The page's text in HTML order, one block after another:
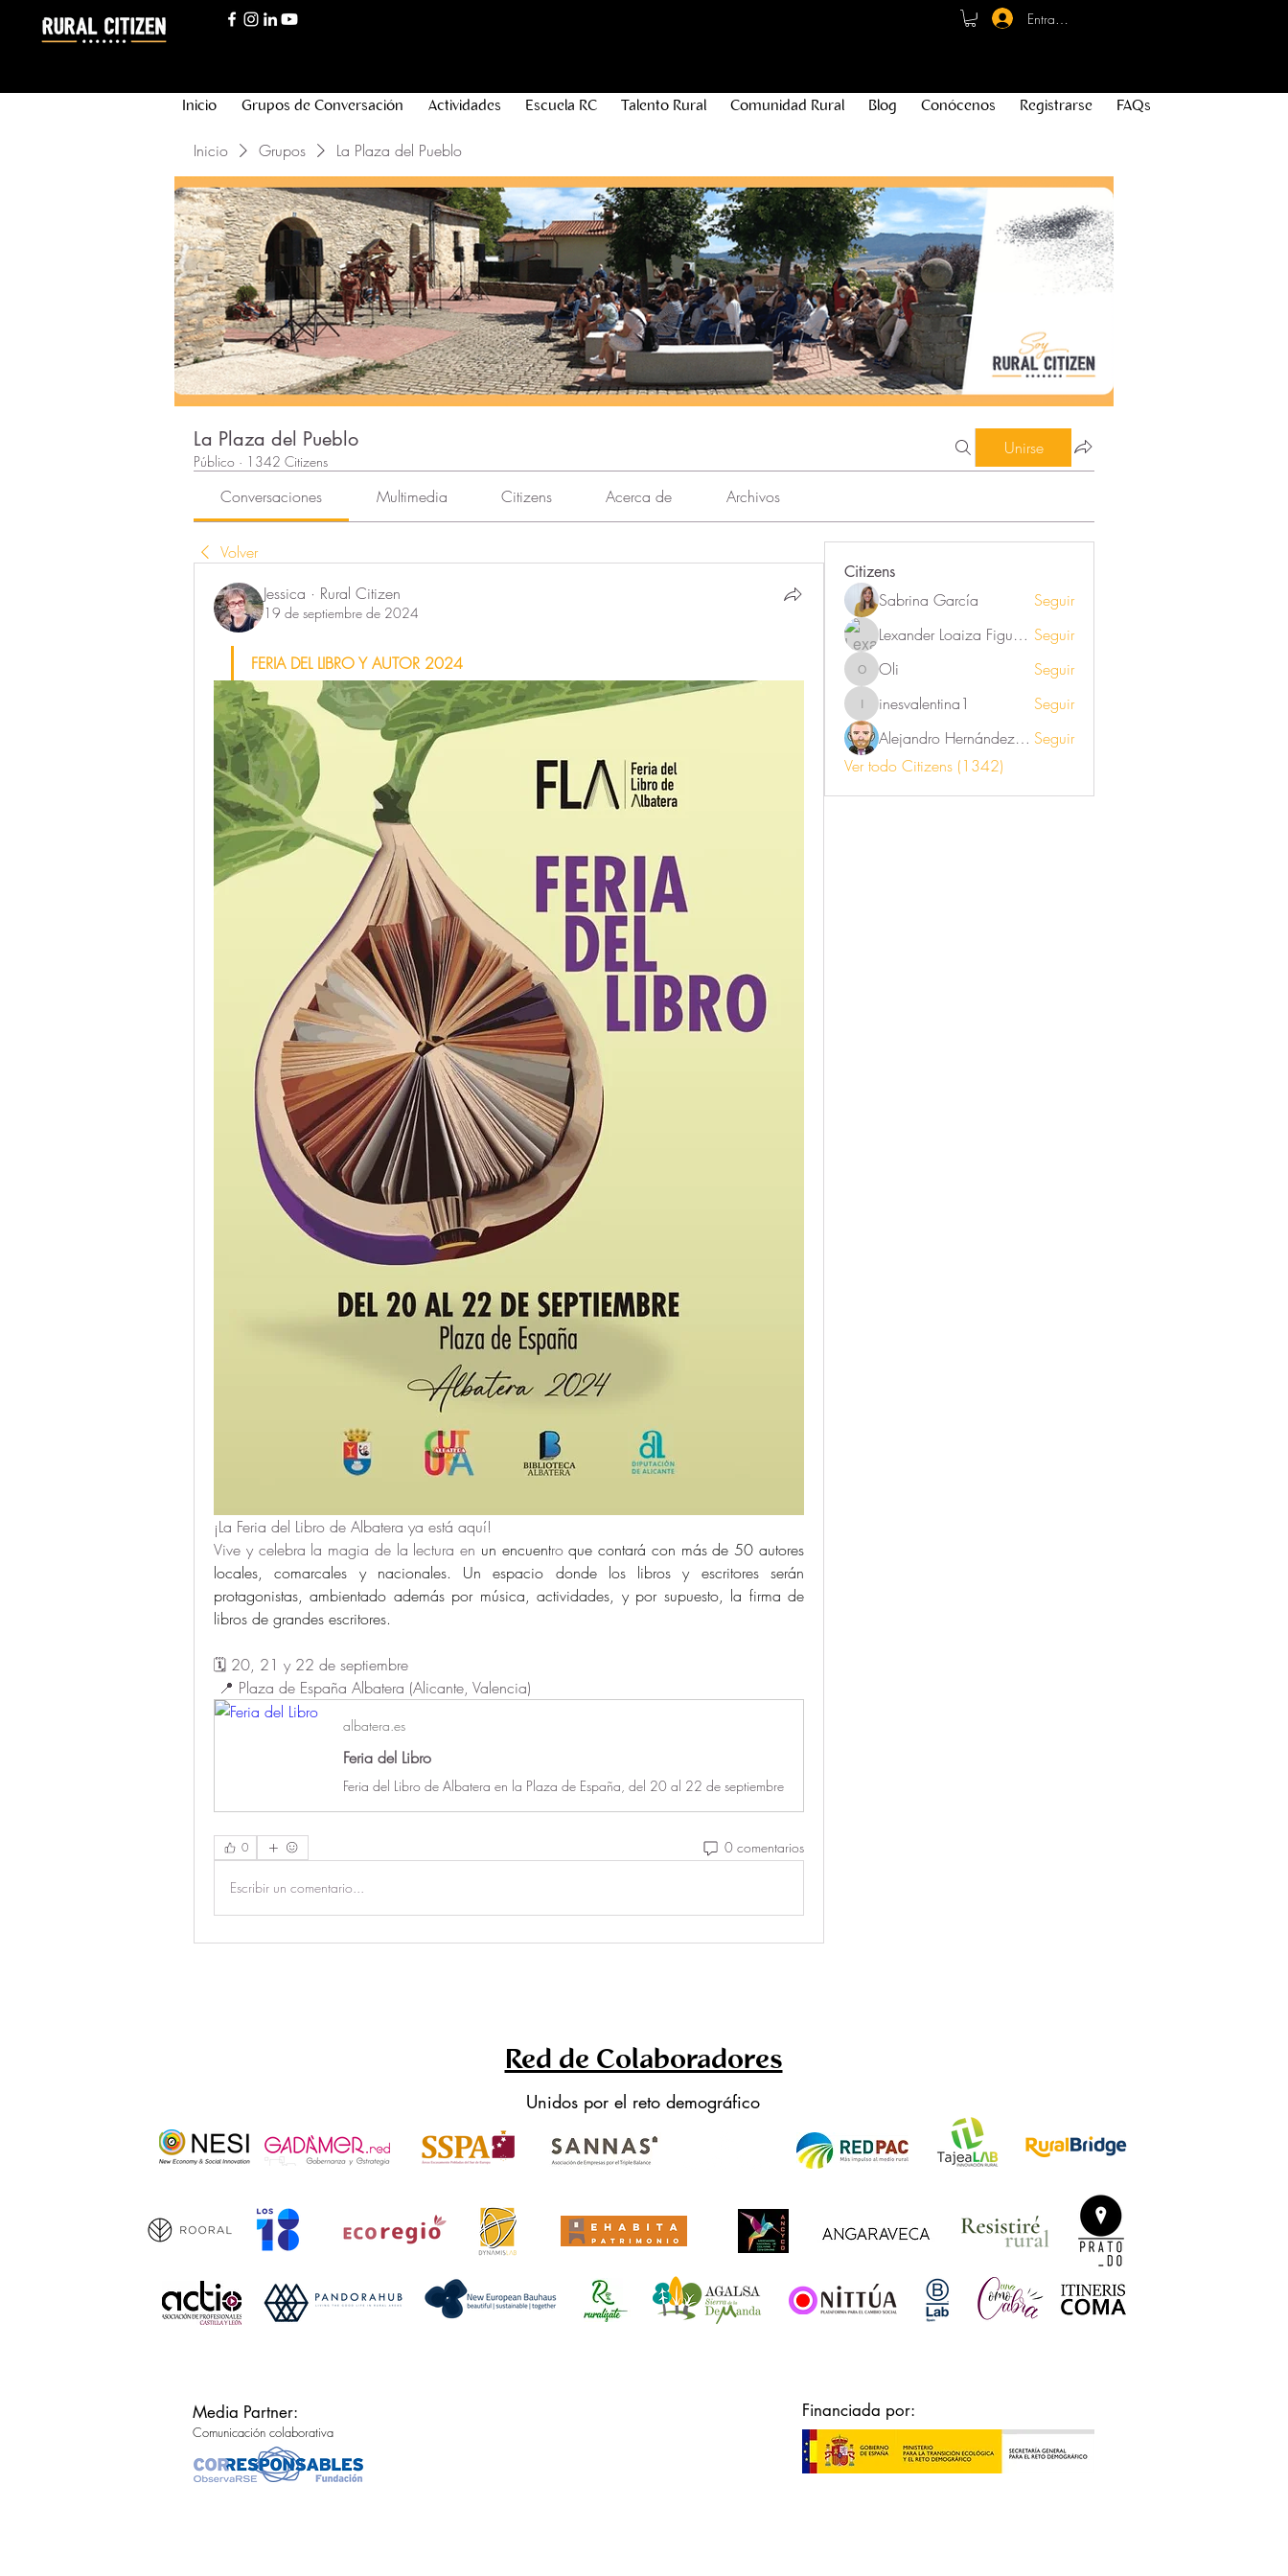
Entrar - Registro
Inicio Grupos de Conversación Actividades Escuela RC Talento Rural Comunidad Rural Blog Conócenos Registrarse FAQs
Inicio Grupos La Plaza del Pueblo
La Plaza del Pueblo
Público · 1342 Citizens
Unirse
Conversaciones Multimedia Citizens Acerca de Archivos
Volver
Jessica · Rural Citizen
19 de septiembre de 2024
FERIA DEL LIBRO Y AUTOR 2024
¡La Feria del Libro de Albatera ya está aquí!
Vive y celebra la magia de la lectura en un encuentro que contará con más de 50 autores
locales, comarcales y nacionales. Un espacio donde los libros y escritores serán
protagonistas, ambientado además por música, actividades, y por supuesto, la firma de
libros de grandes escritores.
🗓️ 20, 21 y 22 de septiembre
📍 Plaza de España Albatera (Alicante, Valencia)
albatera.es
Feria del Libro
Feria del Libro de Albatera en la Plaza de España, del 20 al 22 de septiembre
0 0 comentarios
Escribir un comentario...
Citizens
Sabrina García
Seguir
Lexander Loaiza Figueroa Seguir
Oli Oli Seguir
inesvalentina1
inesvalentina1
Seguir
Alejandro Hernández Renner Seguir
Ver todo Citizens (1342)
Red de Colaboradores
Unidos por el reto demográfico
Media Partner:
Comunicación colaborativa
Financiada por: